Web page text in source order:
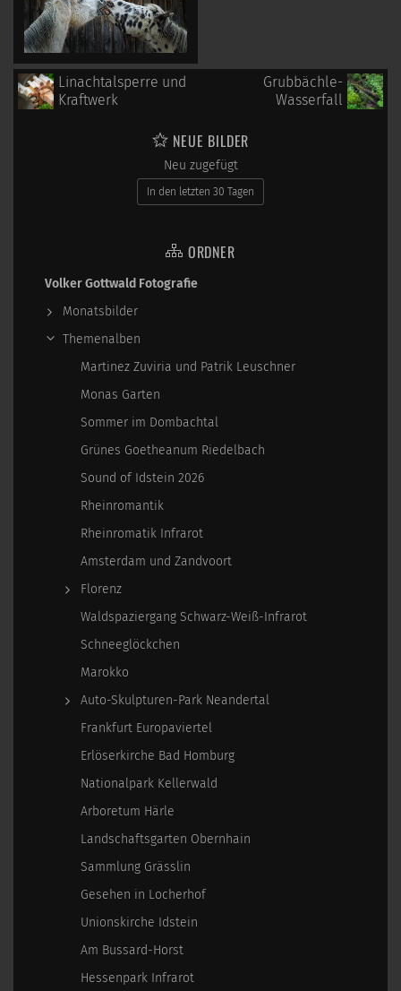
Linachtalsperre und
Kraftwerk
Grubbächle-
Wasserfall
NEUE BILDER
Neu zugefügt
In den letzten 30 Tagen
ORDNER
Volker Gottwald Fotografie
Monatsbilder
Themenalben
Martinez Zuviria und Patrik Leuschner
Monas Garten
Sommer im Dombachtal
Grünes Goetheanum Riedelbach
Sound of Idstein 2026
Rheinromantik
Rheinromatik Infrarot
Amsterdam und Zandvoort
Florenz
Waldspaziergang Schwarz-Weiß-Infrarot
Schneeglöckchen
Marokko
Auto-Skulpturen-Park Neandertal
Frankfurt Europaviertel
Erlöserkirche Bad Homburg
Nationalpark Kellerwald
Arboretum Härle
Landschaftsgarten Obernhain
Sammlung Grässlin
Gesehen in Locherhof
Unionskirche Idstein
Am Bussard-Horst
Hessenpark Infrarot